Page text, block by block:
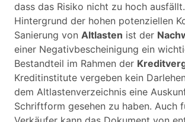
dass das Risiko nicht zu hoch
Hintergrund der hohen potenziellen
Sanierung von Altlasten ist der
einer Negativbescheinigung ein
Bestandteil im Rahmen der
Kreditinstitute vergeben kein
dem Altlastenverzeichnis eine
Schriftform gesehen zu haben. Auch